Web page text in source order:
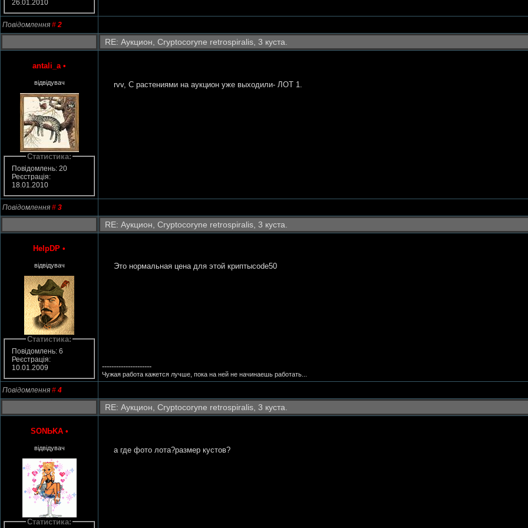
26.01.2010
Повідомлення # 2
RE: Аукцион, Cryptocoryne retrospiralis, 3 куста.
antali_a •
відвідувач
Статистика:
Повідомлень: 20
Реєстрація:
18.01.2010
rvv, C растениями на аукцион уже выходили- ЛОТ 1.
Повідомлення # 3
RE: Аукцион, Cryptocoryne retrospiralis, 3 куста.
HelpDP •
відвідувач
Статистика:
Повідомлень: 6
Реєстрація:
10.01.2009
Это нормальная цена для этой криптыcode50
---------------------
Чужая работа кажется лучше, пока на ней не начинаешь работать...
Повідомлення # 4
RE: Аукцион, Cryptocoryne retrospiralis, 3 куста.
SONЬKA •
відвідувач
Статистика:
а где фото лота?размер кустов?